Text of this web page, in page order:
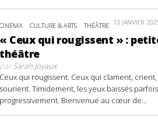
CINÉMA CULTURE & ARTS THÉÂTRE 13 JANVIER
« Ceux qui rougissent » :
théâtre
parSarah Joyaux
Ceux qui rougissent. Ceux qui clament,
sourient. Timidement, les yeux baissés
progressivement. Bienvenue au cœur de...